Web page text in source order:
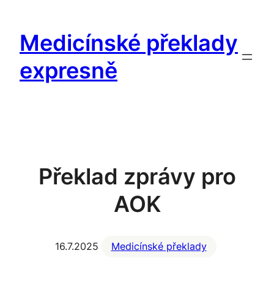
obsahMedicínské překlady
expresně
Překlad zprávy pro
AOK
16.7.2025 Medicínské překlady